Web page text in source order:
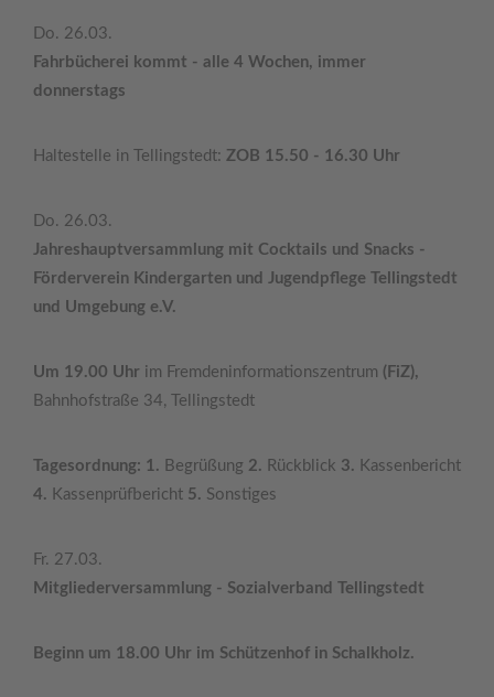
Do. 26.03.
Fahrbücherei kommt - alle 4 Wochen, immer
donnerstags
Haltestelle in Tellingstedt: ZOB 15.50 - 16.30 Uhr
Do. 26.03.
Jahreshauptversammlung mit Cocktails und Snacks -
Förderverein Kindergarten und Jugendpflege Tellingstedt
und Umgebung e.V.
Um 19.00 Uhr im Fremdeninformationszentrum (FiZ),
Bahnhofstraße 34, Tellingstedt
Tagesordnung: 1. Begrüßung 2. Rückblick 3. Kassenbericht
4. Kassenprüfbericht 5. Sonstiges
Fr. 27.03.
Mitgliederversammlung - Sozialverband Tellingstedt
Beginn um 18.00 Uhr im Schützenhof in Schalkholz.